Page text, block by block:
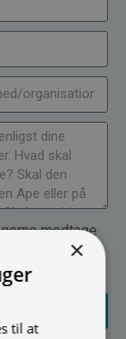
modtage
mail (bare rolig,
ikke)
×
til at